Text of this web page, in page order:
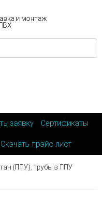
и монтаж
заявку Сертификаты
Скачать прайс-лист
(ППУ), трубы в ППУ